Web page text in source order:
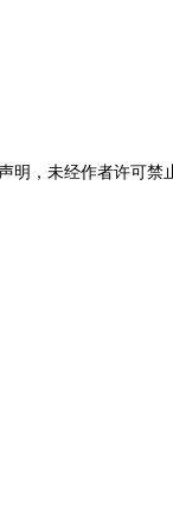
明，未经作者许可禁